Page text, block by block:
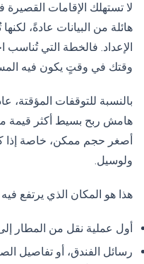
لا تستهلك الإقامات
هائلة من البيانات عادةً،
الإعداد. فالخطة التي تُناسب
وقتك في وقتٍ يكون فيه
بالنسبة للتوقفات المؤقتة،
هامش ربح بسيط أكثر قيمة
أصغر حجم ممكن، خاصة إذا
ولوسيل.
هذا هو المكان الذي يرتفع
أول عملية نقل من المطار
رسائل الفندق، أو تفاصيل